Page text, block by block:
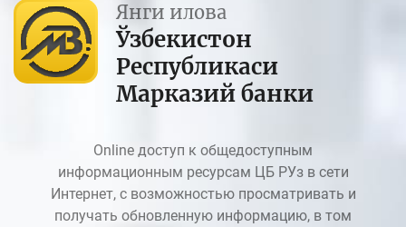
Янги илова
Ўзбекистон
Республикаси
Марказий банки
Online доступ к общедоступным
информационным ресурсам ЦБ РУз в сети
Интернет, с возможностью просматривать и
получать обновленную информацию, в том